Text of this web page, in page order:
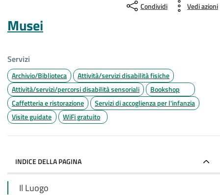
Condividi Vedi azioni
Musei
Servizi
Archivio/Biblioteca
Attività/servizi disabilità fisiche
Attività/servizi/percorsi disabilità sensoriali
Bookshop
Caffetteria e ristorazione
Servizi di accoglienza per l'infanzia
Visite guidate
WiFi gratuito
INDICE DELLA PAGINA
Il Luogo